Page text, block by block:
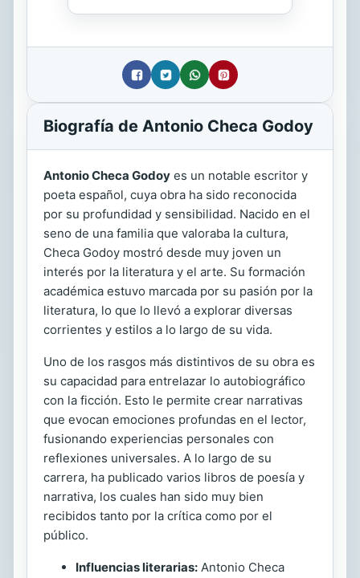
Biografía de Antonio Checa Godoy
Antonio Checa Godoy es un notable escritor y
poeta español, cuya obra ha sido reconocida
por su profundidad y sensibilidad. Nacido en el
seno de una familia que valoraba la cultura,
Checa Godoy mostró desde muy joven un
interés por la literatura y el arte. Su formación
académica estuvo marcada por su pasión por la
literatura, lo que lo llevó a explorar diversas
corrientes y estilos a lo largo de su vida.
Uno de los rasgos más distintivos de su obra es
su capacidad para entrelazar lo autobiográfico
con la ficción. Esto le permite crear narrativas
que evocan emociones profundas en el lector,
fusionando experiencias personales con
reflexiones universales. A lo largo de su
carrera, ha publicado varios libros de poesía y
narrativa, los cuales han sido muy bien
recibidos tanto por la crítica como por el
público.
Influencias literarias: Antonio Checa